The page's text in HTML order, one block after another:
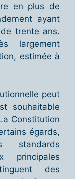
en plus de
ayant
trente ans.
largement
estimée à
peut
souhaitable
Constitution
égards,
principales
des